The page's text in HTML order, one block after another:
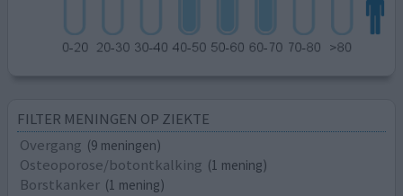
FILTER MENINGEN OP ZIEKTE
Overgang (9 meningen)
Osteoporose/botontkalking (1 mening)
Borstkanker (1 mening)